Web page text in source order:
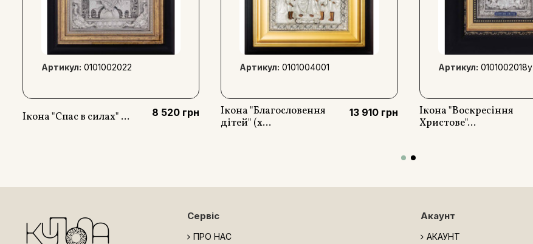
Артикул: 0101002022
Ікона "Спас в силах" ... 8 520 грн
Артикул: 0101004001
Ікона "Благословення
дітей" (х...
13 910 грн
Артикул: 0101002018y
Ікона "Воскресіння
Христове"...
Сервіс
ПРО НАС
Акаунт
АКАУНТ